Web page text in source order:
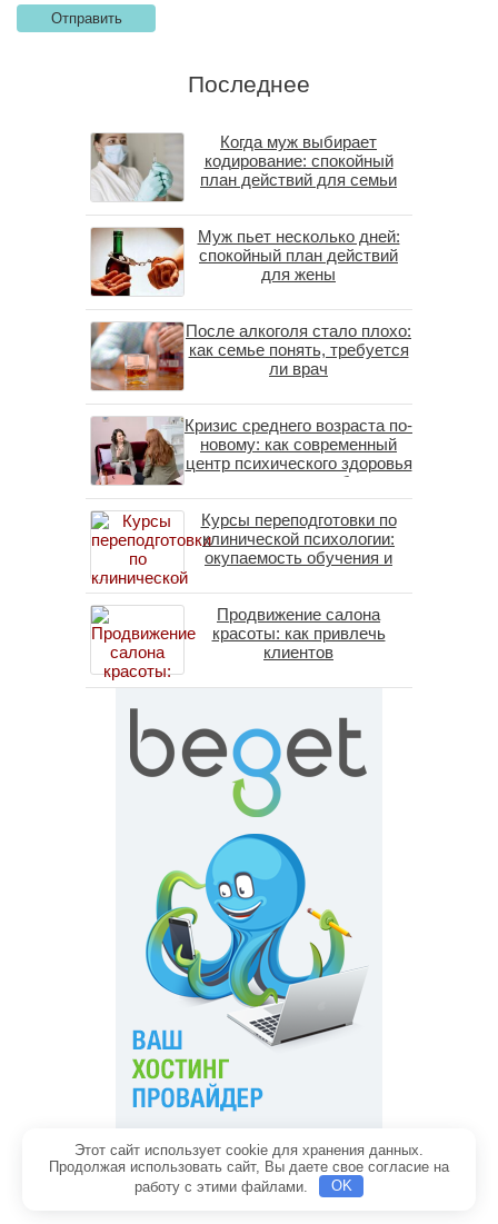
Последнее
Когда муж выбирает
кодирование: спокойный
план действий для семьи
Муж пьет несколько дней:
спокойный план действий
для жены
После алкоголя стало плохо:
как семье понять, требуется
ли врач
Кризис среднего возраста по-
новому: как современный
центр психического здоровья
помогает пересобрать
личность без таблеток
(методы ДПДГ и КПТ)
Курсы переподготовки по
клинической психологии:
окупаемость обучения и
специалистов в 2026 году
Продвижение салона
красоты: как привлечь
клиентов
Главная Обратная связь
Политика конфиденциальности Содержание
Этот сайт использует cookie для хранения данных.
Продолжая использовать сайт, Вы даете свое согласие на
работу с этими файлами.
OK